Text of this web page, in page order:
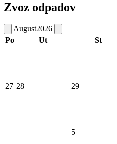
Zvoz odpadov
August2026
Po
Ut St
27 28 29
5